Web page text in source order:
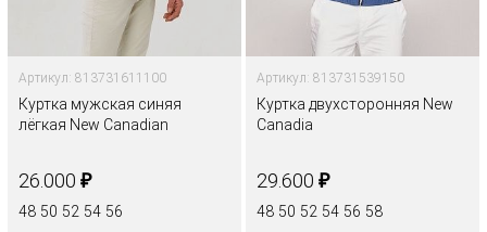
Артикул: 813731611100
Куртка мужская синяя
лёгкая New Canadian
26.000 ₽
48 50 52 54 56
Артикул: 813731539150
Куртка двухсторонняя New
Canadia
29.600 ₽
48 50 52 54 56 58